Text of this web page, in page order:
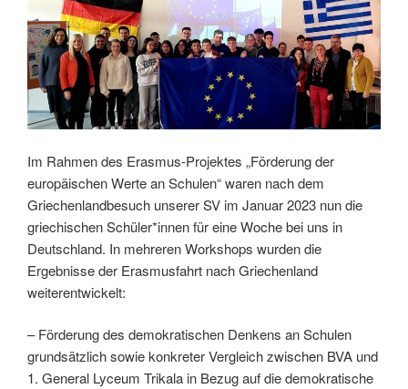
Im Rahmen des Erasmus-Projektes „Förderung der
europäischen Werte an Schulen“ waren nach dem
Griechenlandbesuch unserer SV im Januar 2023 nun die
griechischen Schüler*innen für eine Woche bei uns in
Deutschland. In mehreren Workshops wurden die
Ergebnisse der Erasmusfahrt nach Griechenland
weiterentwickelt:
– Förderung des demokratischen Denkens an Schulen
grundsätzlich sowie konkreter Vergleich zwischen BVA und
1. General Lyceum Trikala in Bezug auf die demokratische